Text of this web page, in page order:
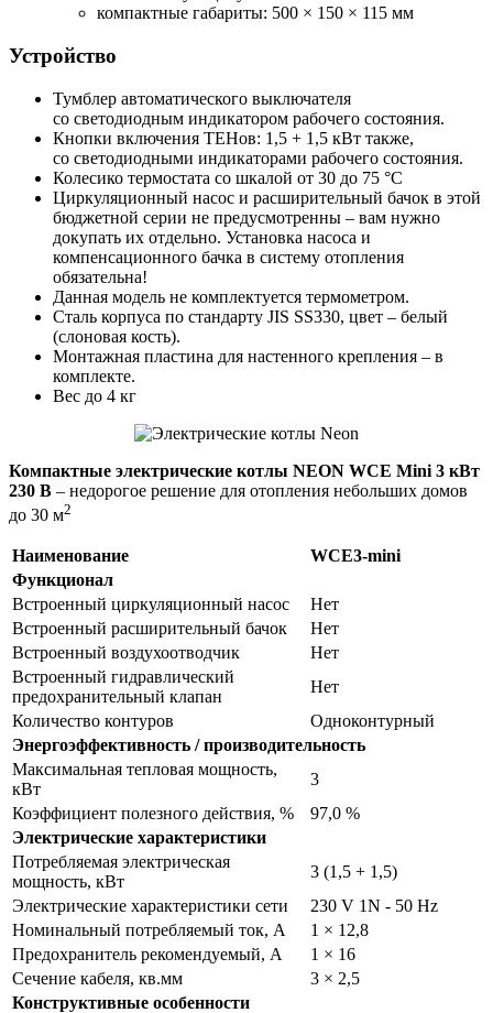
компактные габариты: 500 × 150 × 115 мм
Устройство
Тумблер автоматического выключателя
со светодиодным индикатором рабочего состояния.
Кнопки включения ТЕНов: 1,5 + 1,5 кВт также,
со светодиодными индикаторами рабочего состояния.
Колесико термостата со шкалой от 30 до 75 °С
Циркуляционный насос и расширительный бачок в этой
бюджетной серии не предусмотренны – вам нужно
докупать их отдельно. Установка насоса и
компенсационного бачка в систему отопления
обязательна!
Данная модель не комплектуется термометром.
Cталь корпуса по стандарту JIS SS330, цвет – белый
(слоновая кость).
Монтажная пластина для настенного крепления – в
комплекте.
Вес до 4 кг
Компактные электрические котлы NEON WCE Mini 3 кВт
230 В – недорогое решение для отопления небольших домов
до 30 м2
Наименование
WCE3-mini
Функционал
Встроенный циркуляционный насос
Нет
Встроенный расширительный бачок
Нет
Встроенный воздухоотводчик
Нет
Встроенный гидравлический
предохранительный клапан
Нет
Количество контуров
Одноконтурный
Энергоэффективность / производительность
Максимальная тепловая мощность,
кВт
3
Коэффициент полезного действия, %
97,0 %
Электрические характеристики
Потребляемая электрическая
мощность, кВт
3 (1,5 + 1,5)
Электрические характеристики сети
230 V 1N - 50 Hz
Номинальный потребляемый ток, А
1 × 12,8
Предохранитель рекомендуемый, А
1 × 16
Сечение кабеля, кв.мм
3 × 2,5
Конструктивные особенности